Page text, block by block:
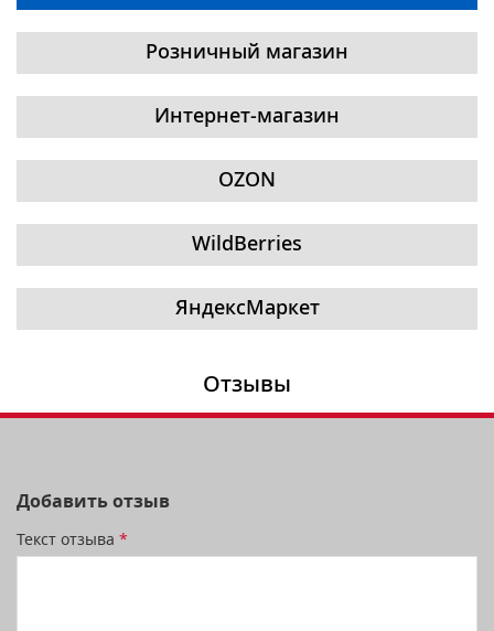
Розничный магазин
Интернет-магазин
OZON
WildBerries
ЯндексМаркет
Отзывы
Добавить отзыв
Текст отзыва *